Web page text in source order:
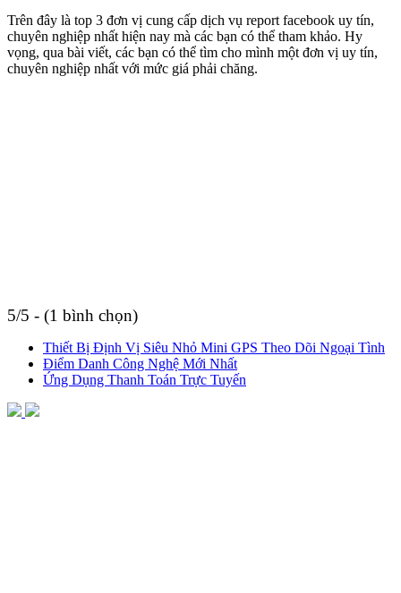
Trên đây là top 3 đơn vị cung cấp dịch vụ report facebook uy tín,
chuyên nghiệp nhất hiện nay mà các bạn có thể tham khảo. Hy
vọng, qua bài viết, các bạn có thể tìm cho mình một đơn vị uy tín,
chuyên nghiệp nhất với mức giá phải chăng.
5/5 - (1 bình chọn)
Thiết Bị Định Vị Siêu Nhỏ Mini GPS Theo Dõi Ngoại Tình
Điểm Danh Công Nghệ Mới Nhất
Ứng Dụng Thanh Toán Trực Tuyến